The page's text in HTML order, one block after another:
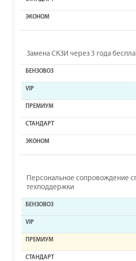
Замена СКЗИ через 3 года
Персональное сопровождение
техподдержки